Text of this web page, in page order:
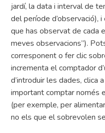
jardí, la data i interval de
del període d’observació),
que has observat de cada
meves observacions”).
corresponent o fer clic
incrementa el comptador
d’introduir les dades, clica
important comptar només
(per exemple, per
no els que el sobrevolen